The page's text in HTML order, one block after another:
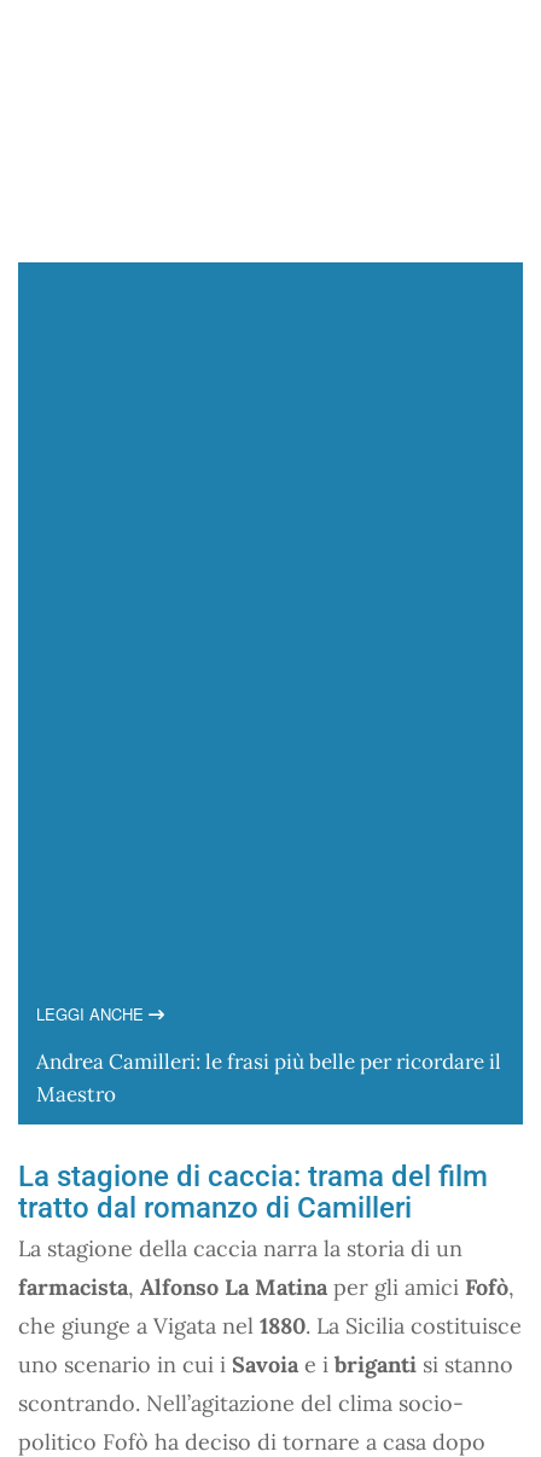
LEGGI ANCHE
Andrea Camilleri: le frasi più belle per ricordare il
Maestro
La stagione di caccia: trama del film
tratto dal romanzo di Camilleri
La stagione della caccia narra la storia di un
farmacista, Alfonso La Matina per gli amici Fofò,
che giunge a Vigata nel 1880. La Sicilia costituisce
uno scenario in cui i Savoia e i briganti si stanno
scontrando. Nell’agitazione del clima socio-
politico Fofò ha deciso di tornare a casa dopo